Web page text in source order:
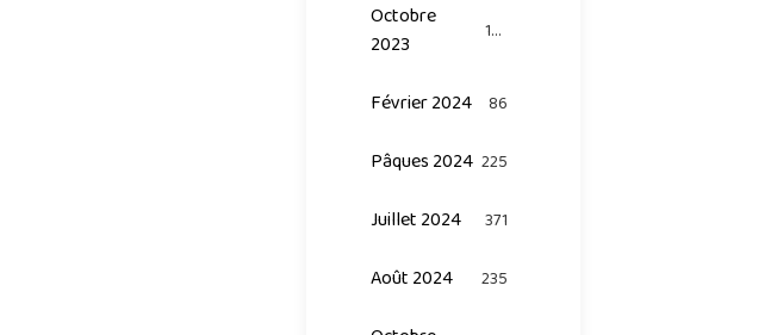
Octobre
2023
124
Février 2024 86
Pâques 2024 225
Juillet 2024 371
Août 2024 235